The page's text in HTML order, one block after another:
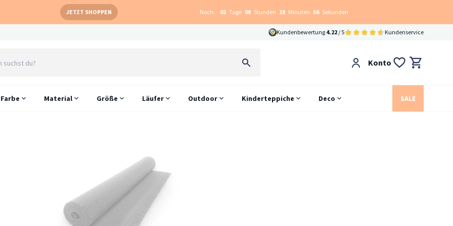
JETZT SHOPPEN Noch: 02 Tage 08 Stunden 18 Minuten 56 Sekunden
Kundenbewertung 4.22 / 5 Kundenservice
Konto
Farbe Material Größe Läufer Outdoor Kinderteppiche Deco SALE